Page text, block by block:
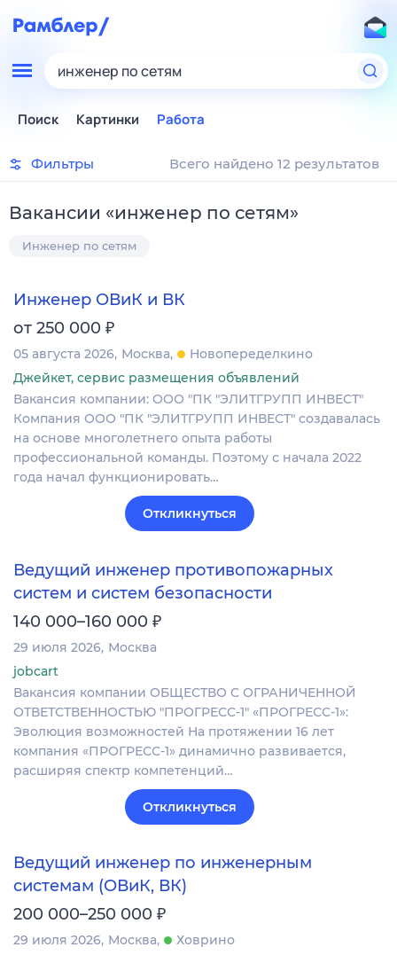
инженер по сетям
Поиск Картинки Работа
Фильтры Всего найдено 12 результатов
Вакансии «инженер по сетям»
Инженер по сетям
Инженер ОВиК и ВК
от 250 000 ₽
05 августа 2026 Москва
Новопеределкино
Джейкет, сервис размещения объявлений
Вакансия компании: ООО "ПК "ЭЛИТГРУПП ИНВЕСТ"
Компания ООО "ПК "ЭЛИТГРУПП ИНВЕСТ" создавалась
на основе многолетнего опыта работы
профессиональной команды. Поэтому с начала 2022
года начал функционировать…
Откликнуться
Ведущий инженер противопожарных
систем и систем безопасности
140 000–160 000 ₽
29 июля 2026 Москва
jobcart
Вакансия компании ОБЩЕСТВО С ОГРАНИЧЕННОЙ
ОТВЕТСТВЕННОСТЬЮ "ПРОГРЕСС-1" «ПРОГРЕСС-1»:
Эволюция возможностей На протяжении 16 лет
компания «ПРОГРЕСС-1» динамично развивается,
расширяя спектр компетенций…
Откликнуться
Ведущий инженер по инженерным
системам (ОВиК, ВК)
200 000–250 000 ₽
29 июля 2026 Москва
Ховрино